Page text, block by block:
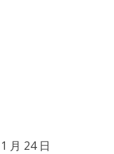
24 日